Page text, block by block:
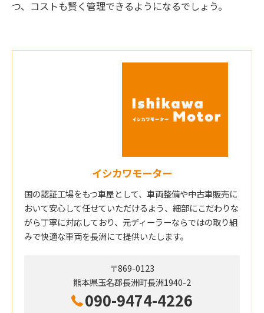
つ、コストも賢く管理できるようになるでしょう。
イシカワモーター
国の認証工場をもつ車屋として、車両整備や中古車販売に
おいて安心して任せていただけるよう、細部にこだわりな
がら丁寧に対応しており、元ディーラーならではの取り組
みで快適な車両を長洲にて提供いたします。
〒869-0123
熊本県玉名郡長洲町長洲1940-2
090-9474-4226